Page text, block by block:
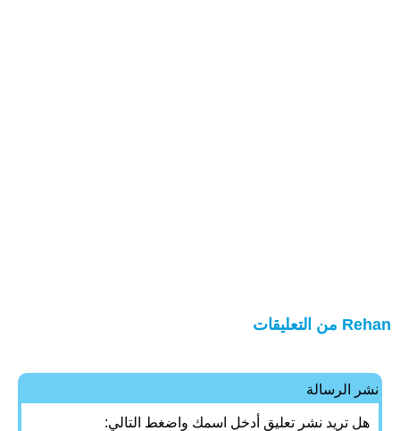
Rehan من التعليقات
نشر الرسالة
هل تريد نشر تعليق أدخل اسمك واضغط التالي: